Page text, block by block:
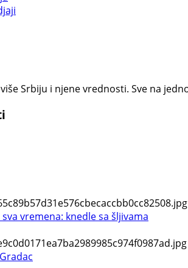
Srbiju i njene vrednosti. Sve na
vremena: knedle sa šljivama